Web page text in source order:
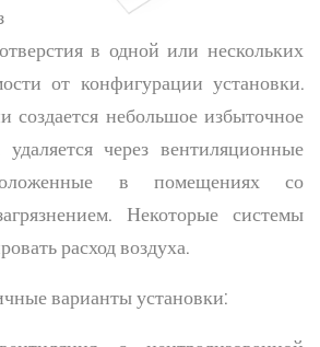
в одной или нескольких
от конфигурации установки.
создается небольшое избыточное
через вентиляционные
в помещениях со
Некоторые системы
расход воздуха.
варианты установки: